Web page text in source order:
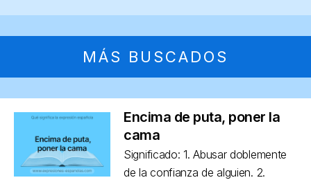
MÁS BUSCADOS
Encima de puta, poner la
cama
Significado: 1. Abusar doblemente
de la confianza de alguien. 2.